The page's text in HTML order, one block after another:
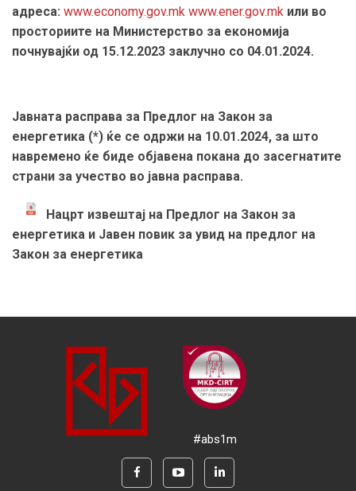
адреса: www.economy.gov.mk www.ener.gov.mk или во
просториите на Министерство за економија
почнувајќи од 15.12.2023 заклучно со 04.01.2024.
Јавната расправа за Предлог на Закон за
енергетика (*) ќе се одржи на 10.01.2024, за што
навремено ќе биде објавена покана до засегнатите
страни за учество во јавна расправа.
Нацрт извештај на Предлог на Закон за
енергетика и Јавен повик за увид на предлог на
Закон за енергетика
#abs1m